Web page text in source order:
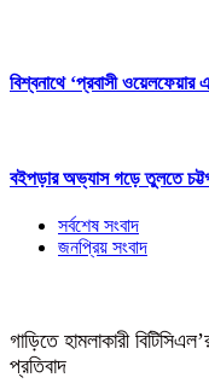
বিশ্বনাথে ‘প্রবাসী
বইপড়ার অভ্যাস গড়ে তুলতে
সর্বশেষ সংবাদ
জনপ্রিয় সংবাদ
গাড়িতে হামলাকারী
প্রতিবাদ